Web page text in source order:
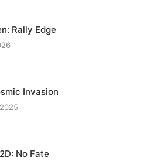
Rally Edge
Invasion
2025
No Fate